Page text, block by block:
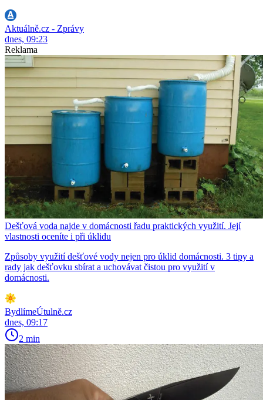
Aktuálně.cz - Zprávy
dnes, 09:23
Reklama
Dešťová voda najde v domácnosti řadu praktických využití. Její
vlastnosti oceníte i při úklidu
Způsoby využití dešťové vody nejen pro úklid domácnosti. 3 tipy a
rady jak dešťovku sbírat a uchovávat čistou pro využití v
domácnosti.
BydlímeÚtulně.cz
dnes, 09:17
2 min